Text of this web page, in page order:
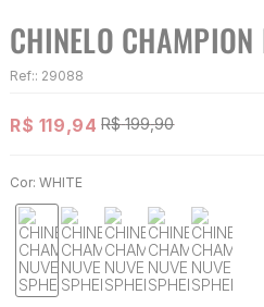
CHINELO
Ref:: 29088
R$ 119,94 R$ 199,90
Cor: WHITE